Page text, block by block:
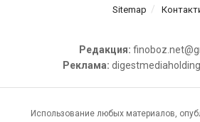
Sitemap
Редакция:
Реклама:
Использование любых материалов,